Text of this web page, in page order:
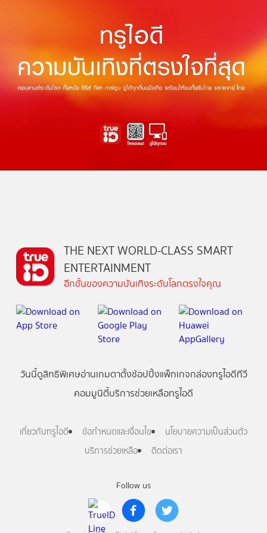
Follow us
THE NEXT WORLD-CLASS SMART
ENTERTAINMENT
อีกขั้นของความบันเทิงระดับโลกตรงใจคุณ
วันนี้ดูสิทธิพิเศษอ่านเกมตาตั้งช้อปปิ้งแพ็กเกจกล่องทรูไอดีทีวี
คอมมูนิตี้บริการช่วยเหลือทรูไอดี
เกี่ยวกับทรูไอดี ข้อกำหนดและเงื่อนไข
นโยบายความเป็นส่วนตัว
บริการช่วยเหลือ
ติดต่อเรา